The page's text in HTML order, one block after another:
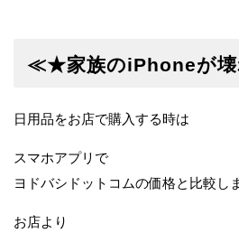
≪★家族のiPhoneが
日用品をお店で購入する時は
スマホアプリで
ヨドバシドットコムの価格と比較し
お店より